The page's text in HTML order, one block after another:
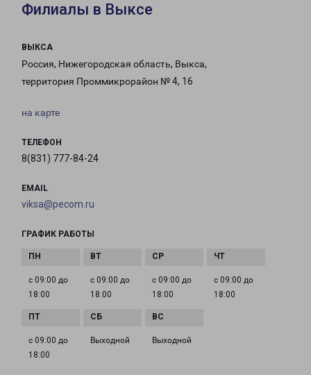
Филиалы в Выксе
ВЫКСА
Россия, Нижегородская область, Выкса,
территория Проммикрорайон № 4, 16
на карте
ТЕЛЕФОН
8(831) 777-84-24
EMAIL
viksa@pecom.ru
ГРАФИК РАБОТЫ
с 09:00 до
18:00
с 09:00 до
18:00
с 09:00 до
18:00
с 09:00 до
18:00
с 09:00 до
18:00
Выходной Выходной